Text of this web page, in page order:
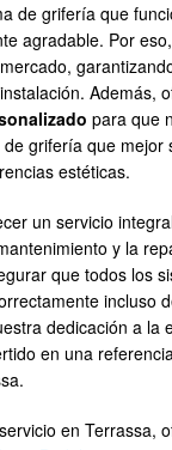
de grifería que
agradable. Por
Además,
para que
grifería que mejor
estéticas.
un servicio
y la
que todos los
incluso
dedicación a la
en una
en Terrassa,